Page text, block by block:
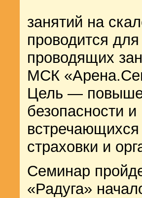
занятий на
проводится
проводящих
МСК
Цель —
безопасности
страховки и
Семинар
«Радуга»